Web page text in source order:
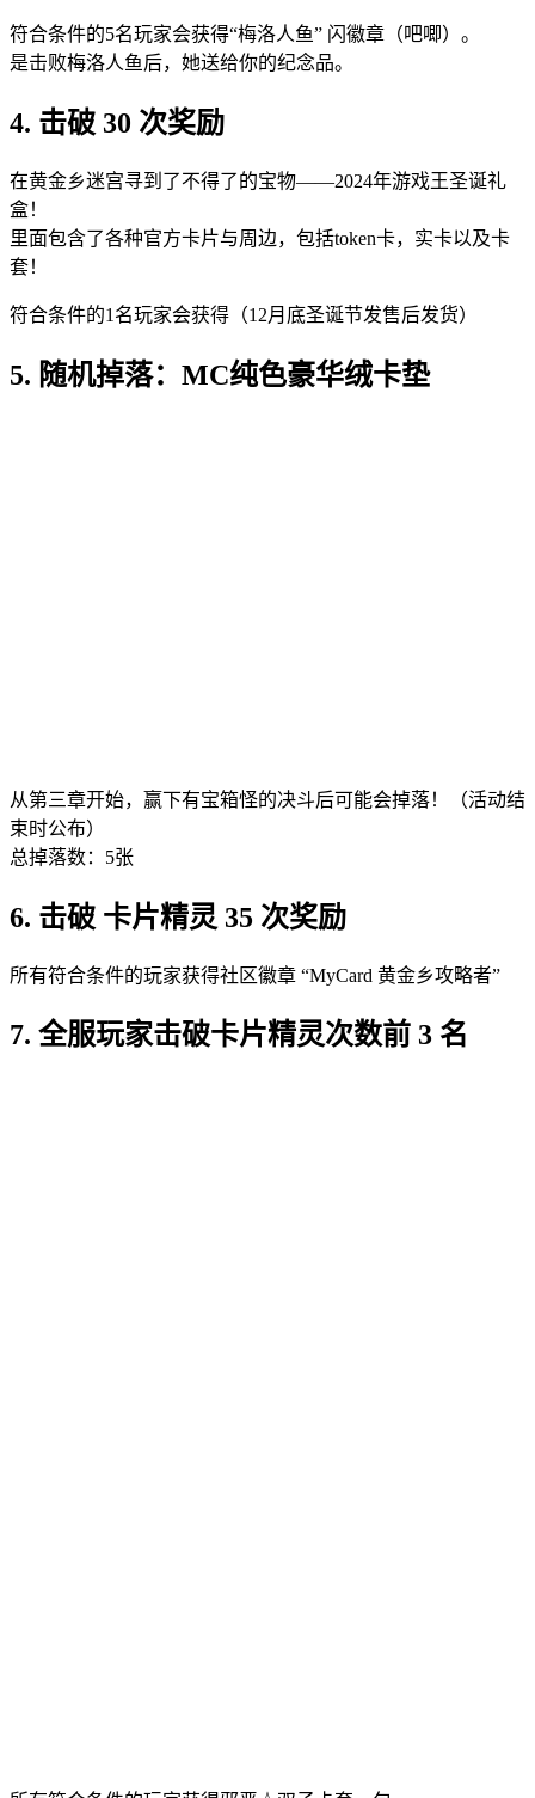
符合条件的5名玩家会获得“梅洛人鱼” 闪徽章（吧唧）。
是击败梅洛人鱼后，她送给你的纪念品。
4. 击破 30 次奖励
在黄金乡迷宫寻到了不得了的宝物——2024年游戏王圣诞礼
盒！
里面包含了各种官方卡片与周边，包括token卡，实卡以及卡
套！
符合条件的1名玩家会获得（12月底圣诞节发售后发货）
5. 随机掉落：MC纯色豪华绒卡垫
从第三章开始，赢下有宝箱怪的决斗后可能会掉落！（活动结
束时公布）
总掉落数：5张
6. 击破 卡片精灵 35 次奖励
所有符合条件的玩家获得社区徽章 “MyCard 黄金乡攻略者”
7. 全服玩家击破卡片精灵次数前 3 名